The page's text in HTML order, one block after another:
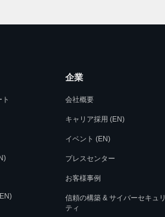
企業
会社概要
キャリア採用 (EN)
イベント (EN)
プレスセンター
お客様事例
信頼の構築 & サイバーセキュリ
ティ